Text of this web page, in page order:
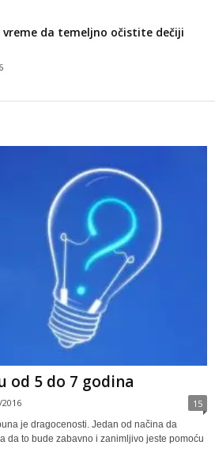
vreme da temeljno očistite dečiji
od 5 do 7 godina
15
je dragocenosti. Jedan od načina da
da to bude zabavno i zanimljivo jeste pomoću